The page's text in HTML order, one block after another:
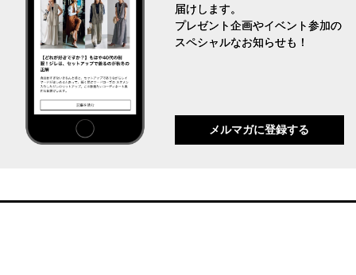
届けします。
プレゼント企画やイベント参加の
スペシャルなお知らせも！
メルマガに登録する